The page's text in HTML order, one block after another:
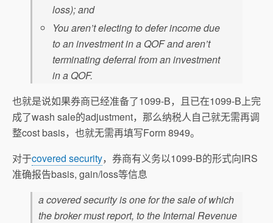
loss); and
You aren’t electing to defer income due
to an investment in a QOF and aren’t
terminating deferral from an investment
in a QOF.
也就是说如果券商已经准备了1099-B，且已在1099-B上完
成了wash sale的adjustment，那么纳税人自己就无需再调
整cost basis，也就无需再填写Form 8949。
对于covered security，券商有义务以1099-B的形式向IRS
准确报告basis, gain/loss等信息
a covered security is one for the sale of which
the broker must report, to the Internal Revenue